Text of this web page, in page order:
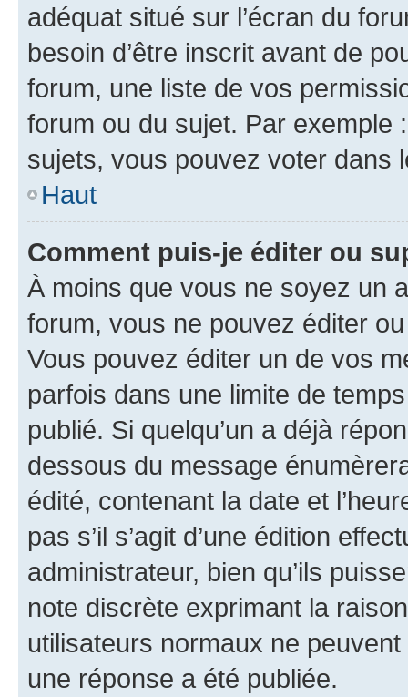
adéquat situé sur l’écran du
besoin d’être inscrit avant de
forum, une liste de vos
forum ou du sujet. Par exemple
sujets, vous pouvez voter dans
Haut
Comment puis-je éditer ou
À moins que vous ne soyez un
forum, vous ne pouvez éditer
Vous pouvez éditer un de vos
parfois dans une limite de
publié. Si quelqu’un a déjà
dessous du message
édité, contenant la date et
pas s’il s’agit d’une édition
administrateur, bien qu’ils
note discrète exprimant la
utilisateurs normaux ne
une réponse a été publiée.